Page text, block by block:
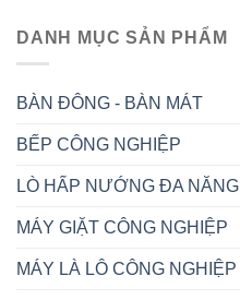
DANH MỤC SẢN PHẨM
BÀN ĐÔNG - BÀN MÁT
BẾP CÔNG NGHIỆP
LÒ HẤP NƯỚNG ĐA NĂNG
MÁY GIẶT CÔNG NGHIỆP
MÁY LÀ LÔ CÔNG NGHIỆP